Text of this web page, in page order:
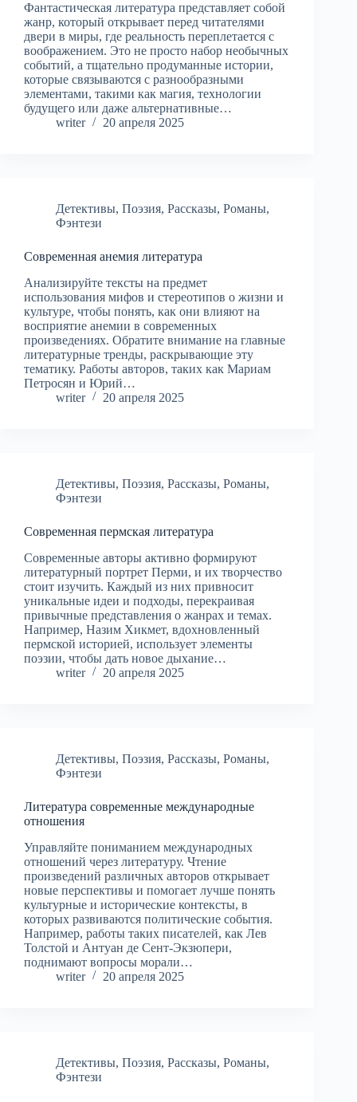
Фантастическая литература представляет собой
жанр, который открывает перед читателями
двери в миры, где реальность переплетается с
воображением. Это не просто набор необычных
событий, а тщательно продуманные истории,
которые связываются с разнообразными
элементами, такими как магия, технологии
будущего или даже альтернативные…
writer
20 апреля 2025
Детективы, Поэзия, Рассказы, Романы,
Фэнтези
Современная анемия литература
Анализируйте тексты на предмет
использования мифов и стереотипов о жизни и
культуре, чтобы понять, как они влияют на
восприятие анемии в современных
произведениях. Обратите внимание на главные
литературные тренды, раскрывающие эту
тематику. Работы авторов, таких как Мариам
Петросян и Юрий…
writer
20 апреля 2025
Детективы, Поэзия, Рассказы, Романы,
Фэнтези
Современная пермская литература
Современные авторы активно формируют
литературный портрет Перми, и их творчество
стоит изучить. Каждый из них привносит
уникальные идеи и подходы, перекраивая
привычные представления о жанрах и темах.
Например, Назим Хикмет, вдохновленный
пермской историей, использует элементы
поэзии, чтобы дать новое дыхание…
writer
20 апреля 2025
Детективы, Поэзия, Рассказы, Романы,
Фэнтези
Литература современные международные
отношения
Управляйте пониманием международных
отношений через литературу. Чтение
произведений различных авторов открывает
новые перспективы и помогает лучше понять
культурные и исторические контексты, в
которых развиваются политические события.
Например, работы таких писателей, как Лев
Толстой и Антуан де Сент-Экзюпери,
поднимают вопросы морали…
writer
20 апреля 2025
Детективы, Поэзия, Рассказы, Романы,
Фэнтези